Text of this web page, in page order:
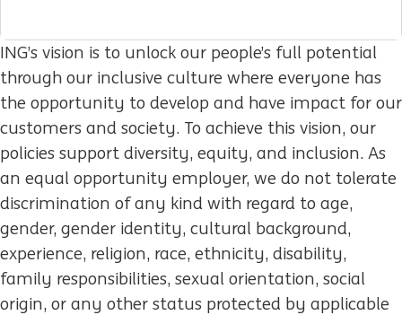
ING’s vision is to unlock our people’s full potential
through our inclusive culture where everyone has
the opportunity to develop and have impact for our
customers and society. To achieve this vision, our
policies support diversity, equity, and inclusion. As
an equal opportunity employer, we do not tolerate
discrimination of any kind with regard to age,
gender, gender identity, cultural background,
experience, religion, race, ethnicity, disability,
family responsibilities, sexual orientation, social
origin, or any other status protected by applicable